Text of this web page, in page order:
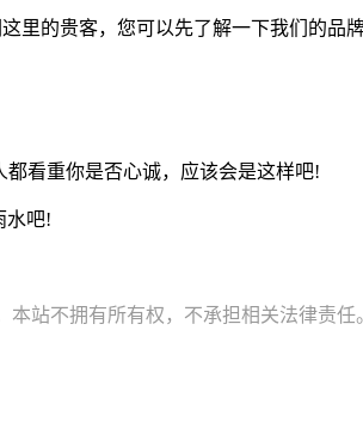
里的贵客，您可以先了解一下我们的品
看重你是否心诚，应该会是这样吧!
水吧!
站不拥有所有权，不承担相关法律责任